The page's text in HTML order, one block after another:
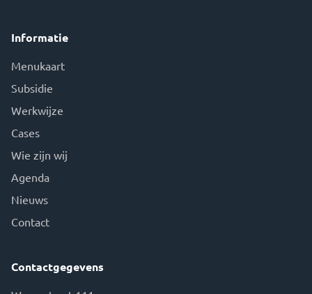
Informatie
Menukaart
Subsidie
Werkwijze
Cases
Wie zijn wij
Agenda
Nieuws
Contact
Contactgegevens